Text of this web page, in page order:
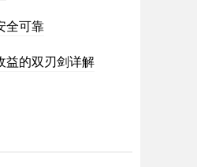
全可靠
益的双刃剑详解